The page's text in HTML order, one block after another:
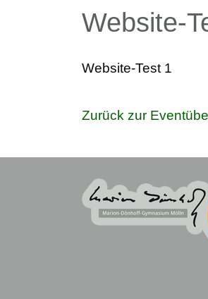
Website-
Website-Test 1
Zurück zur